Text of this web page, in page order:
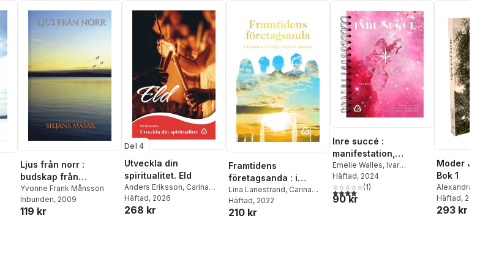
Ljus från norr :
budskap från
universum genom
Siljans måsar
Yvonne Frank Månsson
Inbunden, 2009
119 kr
Del 4
Utveckla din
spiritualitet. Eld
Anders Eriksson, Carina
Brandberg,Emma Vendel
Felicia Wingfors
Häftad, 2026
268 kr
Framtidens
företagsanda : i
kontakt med energi,
magi och intuition
Lina Lanestrand, Carina
Gunnarsdotter
Sporre,
Häftad, 2022
210 kr
Inre succé :
manifestation,
astrologi, spiritualitet
2025
Emelie Walles, Ivar
Kristoffersson
Frank Månsson
Häftad, 2024
4,0utav 5 stjärnor. Totalt antal röster:
(1)
90 kr
Moder Jord
Bok 1
Alexandra
Angelica Strand
Frisell ,Jennie
Häftad, 2026
293 kr